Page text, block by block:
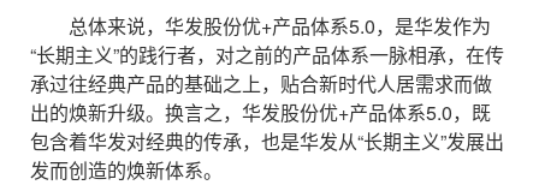
总体来说，华发股份优+产品体系5.0，是华发作为
“长期主义”的践行者，对之前的产品体系一脉相承，在传
承过往经典产品的基础之上，贴合新时代人居需求而做
出的焕新升级。换言之，华发股份优+产品体系5.0，既
包含着华发对经典的传承，也是华发从“长期主义”发展出
发而创造的焕新体系。